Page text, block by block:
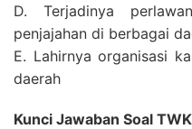
D. Terjadinya
penjajahan di berbagai
E. Lahirnya organisasi
daerah
Kunci Jawaban Soal TWK